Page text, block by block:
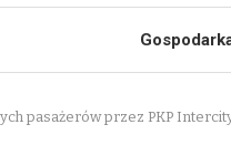
pasażerów przez PKP